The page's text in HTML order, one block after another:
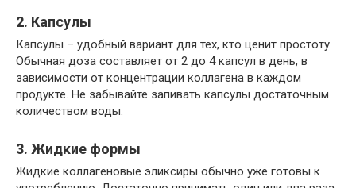
2. Капсулы
Капсулы – удобный вариант для тех, кто ценит простоту.
Обычная доза составляет от 2 до 4 капсул в день, в
зависимости от концентрации коллагена в каждом
продукте. Не забывайте запивать капсулы достаточным
количеством воды.
3. Жидкие формы
Жидкие коллагеновые эликсиры обычно уже готовы к